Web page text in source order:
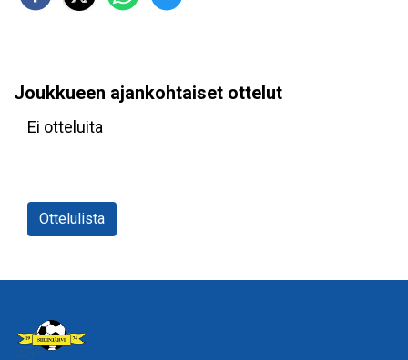
Joukkueen ajankohtaiset ottelut
Ei otteluita
Ottelulista